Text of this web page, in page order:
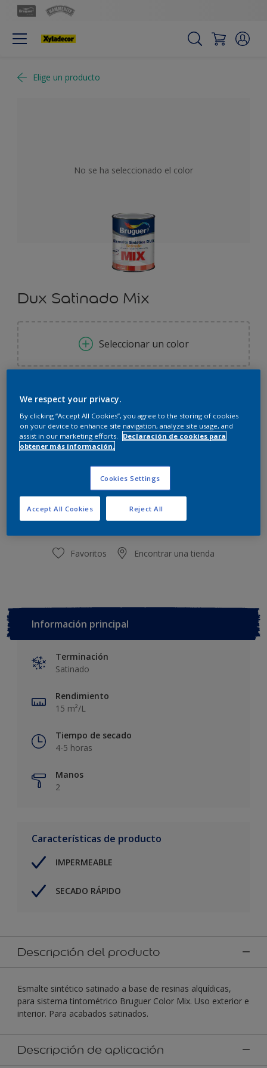
Elige un producto
No se ha seleccionado el color
Dux Satinado Mix
Seleccionar un color
0.93 l
1 l
Cantidad Calculadora de pintura
Este producto no está actualmente disponible en línea.
Por favor, visite su tienda más cercana.
Favoritos Encontrar una tienda
Información principal
Terminación
Satinado
Rendimiento
15 m²/L
Tiempo de secado
4-5 horas
Manos
2
Características de producto
IMPERMEABLE
SECADO RÁPIDO
Descripción del producto
Esmalte sintético satinado a base de resinas alquídicas,
para sistema tintométrico Bruguer Color Mix. Uso exterior e
interior. Para acabados satinados.
Descripción de aplicación
We respect your privacy.
By clicking “Accept All Cookies”, you agree to the storing of cookies
on your device to enhance site navigation, analyze site usage, and
assist in our marketing efforts.
Declaración de cookies para
obtener más información.
Cookies Settings
Reject All
Accept All Cookies